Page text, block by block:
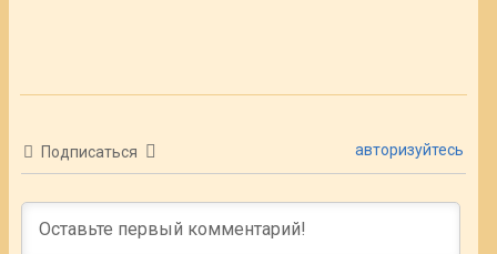
Подписаться авторизуйтесь